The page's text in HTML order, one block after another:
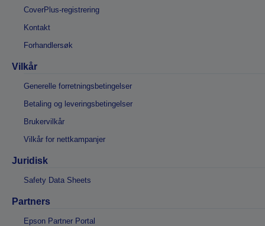
CoverPlus-registrering
Kontakt
Forhandlersøk
Vilkår
Generelle forretningsbetingelser
Betaling og leveringsbetingelser
Brukervilkår
Vilkår for nettkampanjer
Juridisk
Safety Data Sheets
Partners
Epson Partner Portal